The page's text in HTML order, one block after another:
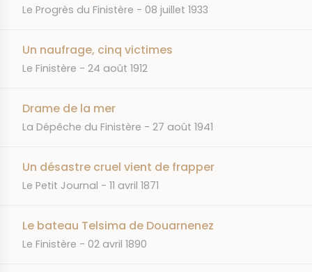
JOURNAL
Le Progrès du Finistère DATE
08 juillet 1933
Un naufrage, cinq victimes
JOURNAL
Le Finistère DATE
24 août 1912
Drame de la mer
JOURNAL
La Dépêche du Finistère DATE
27 août 1941
Un désastre cruel vient de frapper
JOURNAL
Le Petit Journal DATE
11 avril 1871
Le bateau Telsima de Douarnenez
JOURNAL
Le Finistère DATE
02 avril 1890